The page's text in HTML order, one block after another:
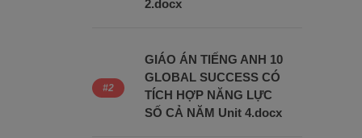
2.docx
GIÁO ÁN TIẾNG ANH 10
GLOBAL SUCCESS CÓ
TÍCH HỢP NĂNG LỰC
SỐ CẢ NĂM Unit 4.docx